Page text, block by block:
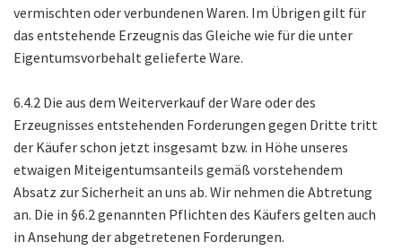
vermischten oder verbundenen Waren. Im Übrigen gilt für
das entstehende Erzeugnis das Gleiche wie für die unter
Eigentumsvorbehalt gelieferte Ware.
6.4.2 Die aus dem Weiterverkauf der Ware oder des
Erzeugnisses entstehenden Forderungen gegen Dritte tritt
der Käufer schon jetzt insgesamt bzw. in Höhe unseres
etwaigen Miteigentumsanteils gemäß vorstehendem
Absatz zur Sicherheit an uns ab. Wir nehmen die Abtretung
an. Die in §6.2 genannten Pflichten des Käufers gelten auch
in Ansehung der abgetretenen Forderungen.